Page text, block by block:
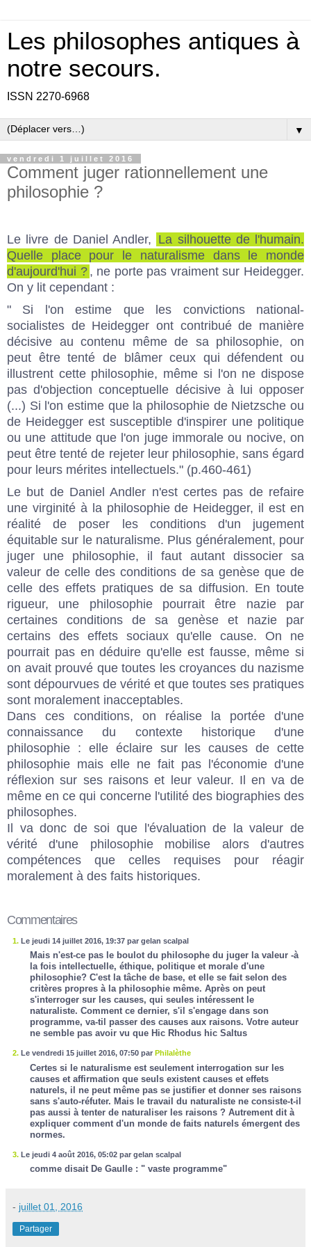
Les philosophes antiques à
notre secours.
ISSN 2270-6968
▼
vendredi 1 juillet 2016
Comment juger rationnellement une
philosophie ?
Le livre de Daniel Andler, La silhouette de l'humain.
Quelle place pour le naturalisme dans le monde
d'aujourd'hui ? , ne porte pas vraiment sur Heidegger.
On y lit cependant :
" Si l'on estime que les convictions national-
socialistes de Heidegger ont contribué de manière
décisive au contenu même de sa philosophie, on
peut être tenté de blâmer ceux qui défendent ou
illustrent cette philosophie, même si l'on ne dispose
pas d'objection conceptuelle décisive à lui opposer
(...) Si l'on estime que la philosophie de Nietzsche ou
de Heidegger est susceptible d'inspirer une politique
ou une attitude que l'on juge immorale ou nocive, on
peut être tenté de rejeter leur philosophie, sans égard
pour leurs mérites intellectuels." (p.460-461)
Le but de Daniel Andler n'est certes pas de refaire
une virginité à la philosophie de Heidegger, il est en
réalité de poser les conditions d'un jugement
équitable sur le naturalisme. Plus généralement, pour
juger une philosophie, il faut autant dissocier sa
valeur de celle des conditions de sa genèse que de
celle des effets pratiques de sa diffusion. En toute
rigueur, une philosophie pourrait être nazie par
certaines conditions de sa genèse et nazie par
certains des effets sociaux qu'elle cause. On ne
pourrait pas en déduire qu'elle est fausse, même si
on avait prouvé que toutes les croyances du nazisme
sont dépourvues de vérité et que toutes ses pratiques
sont moralement inacceptables.
Dans ces conditions, on réalise la portée d'une
connaissance du contexte historique d'une
philosophie : elle éclaire sur les causes de cette
philosophie mais elle ne fait pas l'économie d'une
réflexion sur ses raisons et leur valeur. Il en va de
même en ce qui concerne l'utilité des biographies des
philosophes.
Il va donc de soi que l'évaluation de la valeur de
vérité d'une philosophie mobilise alors d'autres
compétences que celles requises pour réagir
moralement à des faits historiques.
Commentaires
1. Le jeudi 14 juillet 2016, 19:37 par gelan scalpal
Mais n'est-ce pas le boulot du philosophe du juger la valeur -à
la fois intellectuelle, éthique, politique et morale d'une
philosophie? C'est la tâche de base, et elle se fait selon des
critères propres à la philosophie même. Après on peut
s'interroger sur les causes, qui seules intéressent le
naturaliste. Comment ce dernier, s'il s'engage dans son
programme, va-til passer des causes aux raisons. Votre auteur
ne semble pas avoir vu que Hic Rhodus hic Saltus
2. Le vendredi 15 juillet 2016, 07:50 par Philalèthe
Certes si le naturalisme est seulement interrogation sur les
causes et affirmation que seuls existent causes et effets
naturels, il ne peut même pas se justifier et donner ses raisons
sans s'auto-réfuter. Mais le travail du naturaliste ne consiste-t-il
pas aussi à tenter de naturaliser les raisons ? Autrement dit à
expliquer comment d'un monde de faits naturels émergent des
normes.
3. Le jeudi 4 août 2016, 05:02 par gelan scalpal
comme disait De Gaulle : " vaste programme"
- juillet 01, 2016
Partager